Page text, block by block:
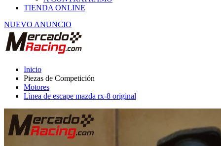
NUEVO ANUNCIO
Piezas de Competición
Motores
Línea de escape mazda rx-8 original